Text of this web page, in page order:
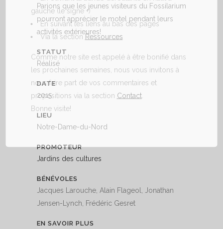
Parions que les jeunes visiteurs du Fossilarium
pourront apprécier le motel pendant leurs
activités extérieures!
STATUT
Réalisé
DATE
2015
LIEU
Notre-Dame-du-Nord
PROMOTEUR
Jardins des cultures
BÉNÉVOLES
Jacques Larouche, Alain Flageol, Jonathan
Jensen-Lynch, Frédéric Gesret
EN SAVOIR PLUS
gauche (le signe +)
En suivant les liens au bas des pages
Via la sectionRessources
Comme notre site est appelé à être bonifié dans
les prochaines semaines, nous vous invitons à
nous faire part de vos commentaires et
propositions via la section Contact.
Bonne visite!